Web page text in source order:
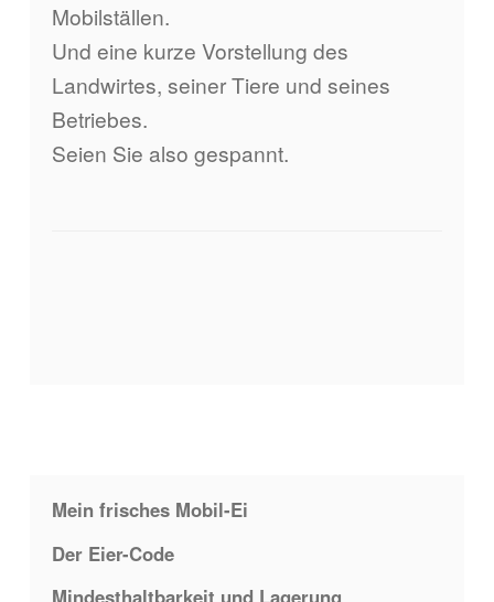
Mobilställen.
Und eine kurze Vorstellung des
Landwirtes, seiner Tiere und seines
Betriebes.
Seien Sie also gespannt.
Mein frisches Mobil-Ei
Der Eier-Code